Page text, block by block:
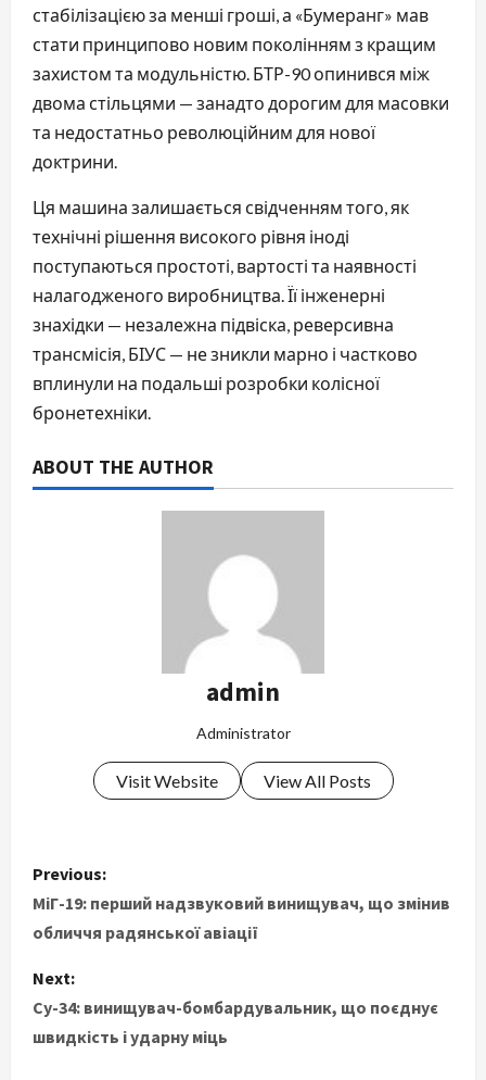
стабілізацією за менші гроші, а «Бумеранг» мав
стати принципово новим поколінням з кращим
захистом та модульністю. БТР-90 опинився між
двома стільцями — занадто дорогим для масовки
та недостатньо революційним для нової
доктрини.
Ця машина залишається свідченням того, як
технічні рішення високого рівня іноді
поступаються простоті, вартості та наявності
налагодженого виробництва. Її інженерні
знахідки — незалежна підвіска, реверсивна
трансмісія, БІУС — не зникли марно і частково
вплинули на подальші розробки колісної
бронетехніки.
ABOUT THE AUTHOR
admin
Administrator
Visit Website View All Posts
P
o
t
n
Previous:
МіГ-19: перший надзвуковий винищувач, що змінив
обличчя радянської авіації
Next:
Су-34: винищувач-бомбардувальник, що поєднує
швидкість і ударну міць